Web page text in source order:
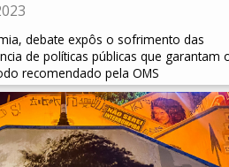
debate expôs o sofrimento das
de políticas públicas que garantam
recomendado pela OMS